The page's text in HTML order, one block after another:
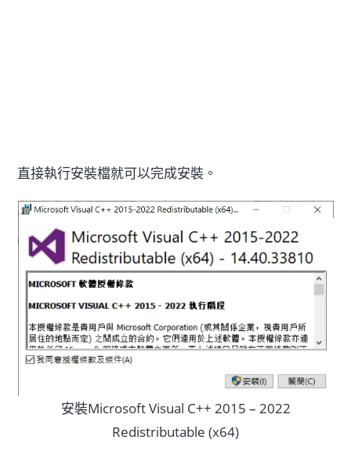
直接執行安裝檔就可以完成安裝。
安裝Microsoft Visual C++ 2015 – 2022
Redistributable (x64)